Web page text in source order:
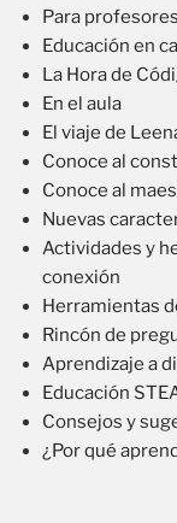
Para profesores
Educación en
La Hora de
En el aula
El viaje de
Conoce al
Conoce al
Nuevas
Actividades y
conexión
Herramientas
Rincón de
Aprendizaje a
Educación
Consejos y
¿Por qué